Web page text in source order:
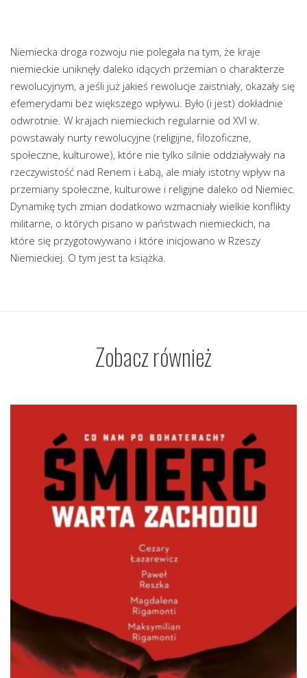
Niemiecka droga rozwoju nie polegała na tym, że kraje
niemieckie uniknęły daleko idących przemian o charakterze
rewolucyjnym, a jeśli już jakieś rewolucje zaistniały, okazały się
efemerydami bez większego wpływu. Było (i jest) dokładnie
odwrotnie. W krajach niemieckich regularnie od XVI w.
powstawały nurty rewolucyjne (religijne, filozoficzne,
społeczne, kulturowe), które nie tylko silnie oddziaływały na
rzeczywistość nad Renem i Łabą, ale miały istotny wpływ na
przemiany społeczne, kulturowe i religijne daleko od Niemiec.
Dynamikę tych zmian dodatkowo wzmacniały wielkie konflikty
militarne, o których pisano w państwach niemieckich, na
które się przygotowywano i które inicjowano w Rzeszy
Niemieckiej. O tym jest ta książka.
Zobacz również